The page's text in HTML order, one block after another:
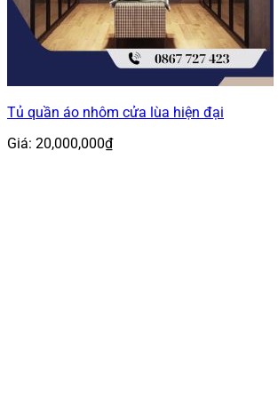
Tủ quần áo nhôm cửa lùa hiện đại
Giá: 20,000,000₫